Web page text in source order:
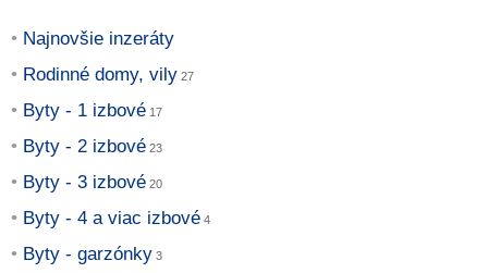
Najnovšie inzeráty
Rodinné domy, vily
Byty - 1 izbové
Byty - 2 izbové
Byty - 3 izbové
Byty - 4 a viac izbové
Byty - garzónky